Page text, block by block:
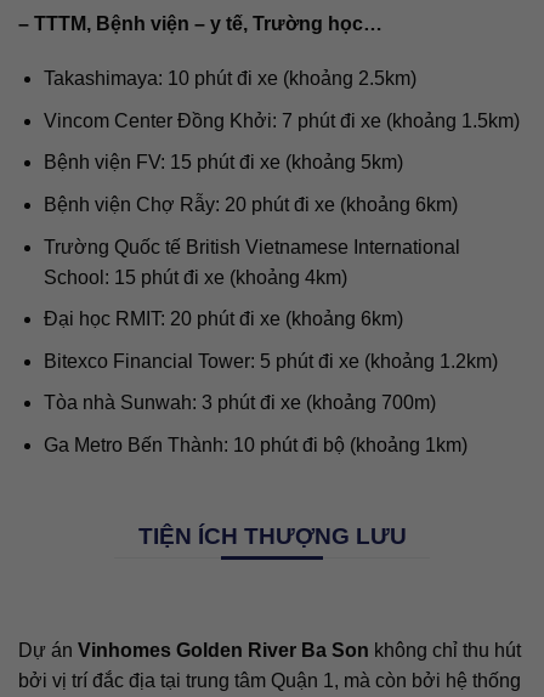
– TTTM, Bệnh viện – y tế, Trường học…
Takashimaya: 10 phút đi xe (khoảng 2.5km)
Vincom Center Đồng Khởi: 7 phút đi xe (khoảng 1.5km)
Bệnh viện FV: 15 phút đi xe (khoảng 5km)
Bệnh viện Chợ Rẫy: 20 phút đi xe (khoảng 6km)
Trường Quốc tế British Vietnamese International
School: 15 phút đi xe (khoảng 4km)
Đại học RMIT: 20 phút đi xe (khoảng 6km)
Bitexco Financial Tower: 5 phút đi xe (khoảng 1.2km)
Tòa nhà Sunwah: 3 phút đi xe (khoảng 700m)
Ga Metro Bến Thành: 10 phút đi bộ (khoảng 1km)
TIỆN ÍCH THƯỢNG LƯU
Dự án Vinhomes Golden River Ba Son không chỉ thu hút
bởi vị trí đắc địa tại trung tâm Quận 1, mà còn bởi hệ thống